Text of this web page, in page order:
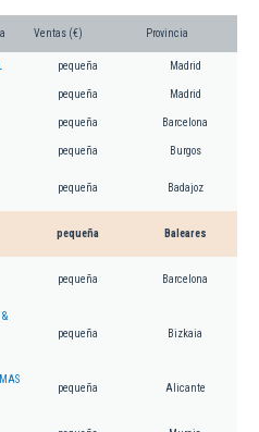
Ventas (€) Provincia
pequeña Madrid
pequeña Madrid
pequeña Barcelona
pequeña Burgos
pequeña Badajoz
pequeña Baleares
pequeña Barcelona
&
pequeña Bizkaia
pequeña Alicante